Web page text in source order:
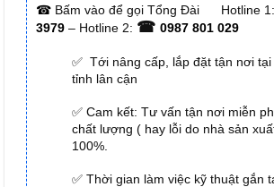
☎ Bấm vào để gọi Tổng Đài Hotline 1:
3979 – Hotline 2: ☎ 0987 801 029
✅ Tới nâng cấp, lắp đặt tận nơi
tỉnh lân cận
✅ Cam kết: Tư vấn tận nơi miễn
chất lượng ( hay lỗi do nhà sản
100%.
✅ Thời gian làm việc kỹ thuật gắn